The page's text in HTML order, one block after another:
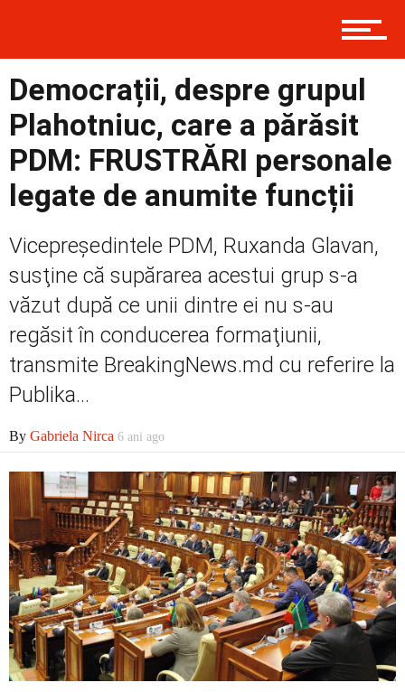
Prima
Politică
Externe
Economic
Contact
Democrații, despre grupul
Plahotniuc, care a părăsit
PDM: FRUSTRĂRI personale
legate de anumite funcții
Vicepreşedintele PDM, Ruxanda Glavan,
susţine că supărarea acestui grup s-a
văzut după ce unii dintre ei nu s-au
regăsit în conducerea formaţiunii,
transmite BreakingNews.md cu referire la
Publika...
By Gabriela Nirca 6 ani ago